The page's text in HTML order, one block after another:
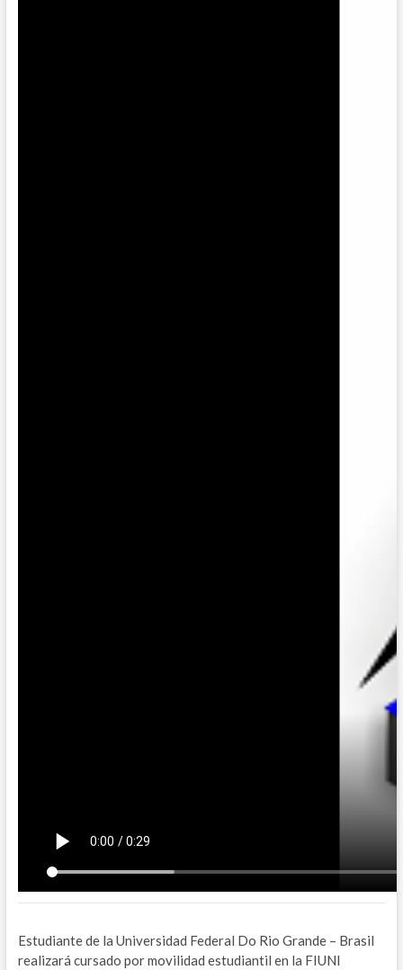
Estudiante de la Universidad Federal Do Rio Grande – Brasil
realizará cursado por movilidad estudiantil en la FIUNI